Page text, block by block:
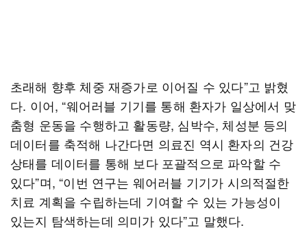
초래해 향후 체중 재증가로 이어질 수 있다”고 밝혔
다. 이어, “웨어러블 기기를 통해 환자가 일상에서 맞
춤형 운동을 수행하고 활동량, 심박수, 체성분 등의
데이터를 축적해 나간다면 의료진 역시 환자의 건강
상태를 데이터를 통해 보다 포괄적으로 파악할 수
있다”며, “이번 연구는 웨어러블 기기가 시의적절한
치료 계획을 수립하는데 기여할 수 있는 가능성이
있는지 탐색하는데 의미가 있다”고 말했다.